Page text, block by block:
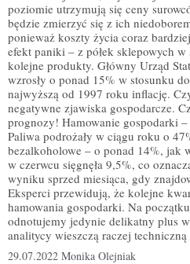
poziomie utrzymują się ceny
będzie zmierzyć się z ich
ponieważ koszty życia coraz
efekt paniki – z półek sklepowych
kolejne produkty. Główny Urząd
wzrosły o ponad 15% w stosunku
najwyższą od 1997 roku inflację.
negatywne zjawiska gospodarcze.
prognozy! Hamowanie gospodarki
Paliwa podrożały w ciągu roku o
bezalkoholowe – o ponad 14%, jak
w czerwcu sięgnęła 9,5%, co
wyniku sprzed miesiąca, gdy
Eksperci przewidują, że kolejne
hamowania gospodarki. Na
odnotujemy jedynie delikatny plus
analitycy wieszczą raczej techniczną
29.07.2022 Monika Olejniak